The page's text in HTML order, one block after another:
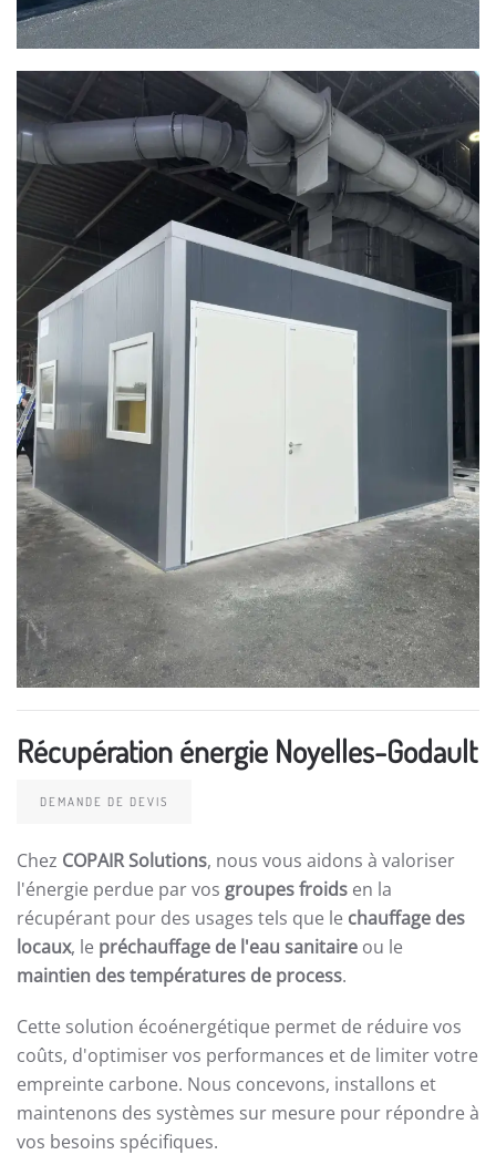
Récupération énergie Noyelles-Godault
DEMANDE DE DEVIS
Chez COPAIR Solutions, nous vous aidons à valoriser
l'énergie perdue par vos groupes froids en la
récupérant pour des usages tels que le chauffage des
locaux, le préchauffage de l'eau sanitaire ou le
maintien des températures de process.
Cette solution écoénergétique permet de réduire vos
coûts, d'optimiser vos performances et de limiter votre
empreinte carbone. Nous concevons, installons et
maintenons des systèmes sur mesure pour répondre à
vos besoins spécifiques.